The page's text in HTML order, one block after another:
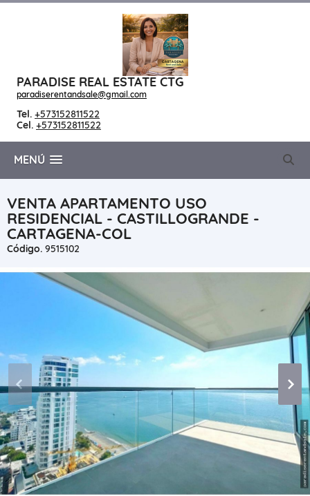
PARADISE REAL ESTATE CTG
paradiserentandsale@gmail.com
Tel. +573152811522
Cel. +573152811522
MENÚ
VENTA APARTAMENTO USO
RESIDENCIAL - CASTILLOGRANDE -
CARTAGENA-COL
Código. 9515102